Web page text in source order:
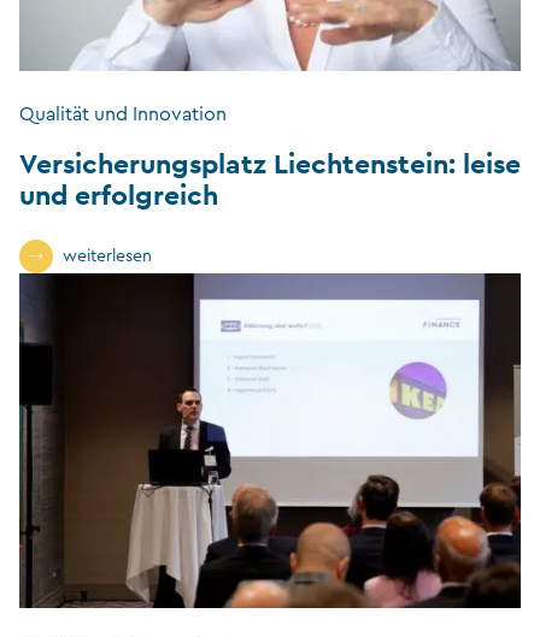
Qualität und Innovation
Versicherungsplatz Liechtenstein: leise
und erfolgreich
weiterlesen